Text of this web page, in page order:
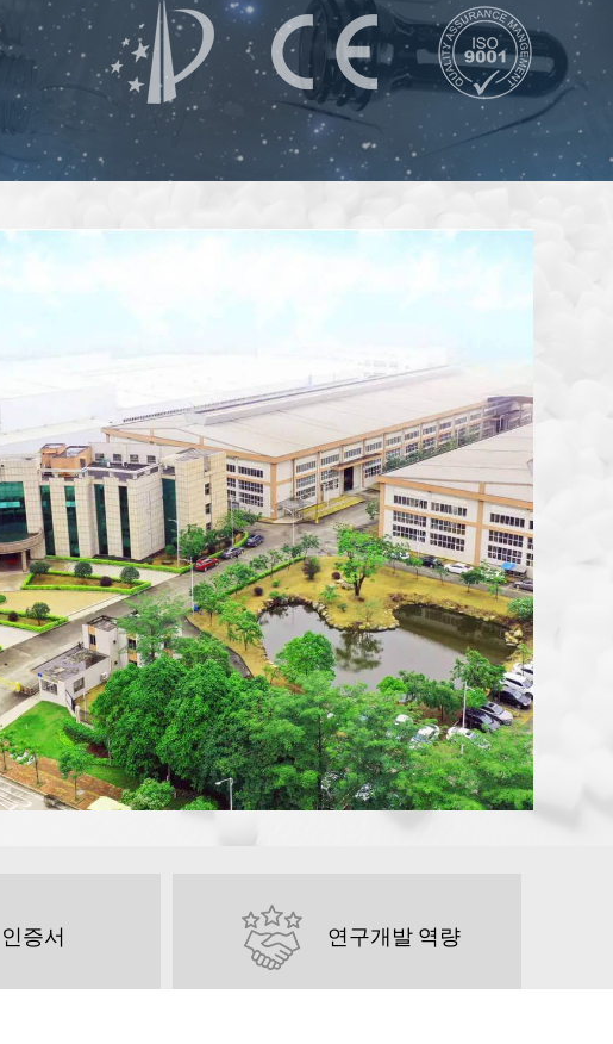
인증서 연구개발 역량